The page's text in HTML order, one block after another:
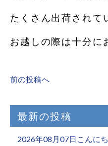
たくさん出荷されて
お越しの際は十分に
前の投稿へ
最新の投稿
2026年08月07日こんに